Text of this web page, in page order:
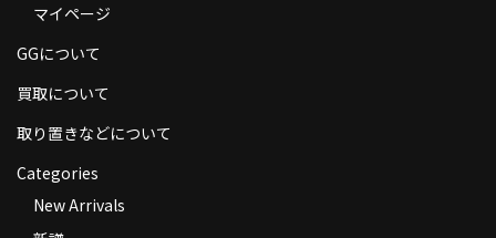
お支払い方法
返品
特定商取引法に基づく表示
マイページ
GGについて
買取について
取り置きなどについて
Categories
New Arrivals